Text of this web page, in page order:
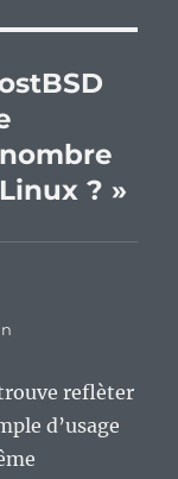
? »
reflèter
d’usage